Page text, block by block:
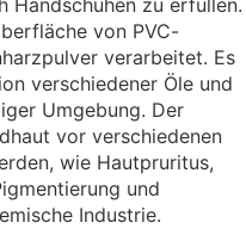
von PVC-
verarbeitet. Es
verschiedener Öle und
Umgebung. Der
vor verschiedenen
wie Hautpruritus,
und
Industrie.